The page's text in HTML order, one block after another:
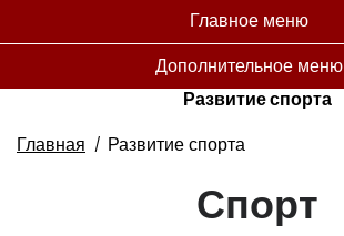
Главное меню
Дополнительное меню
Развитие спорта
Главная
Развитие спорта
Спорт